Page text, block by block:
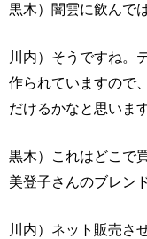
黒木）闇雲に飲んで
川内）そうですね。
作られていますので
だけるかなと思います
黒木）これはどこで
美登子さんのブレン
川内）ネット販売さ